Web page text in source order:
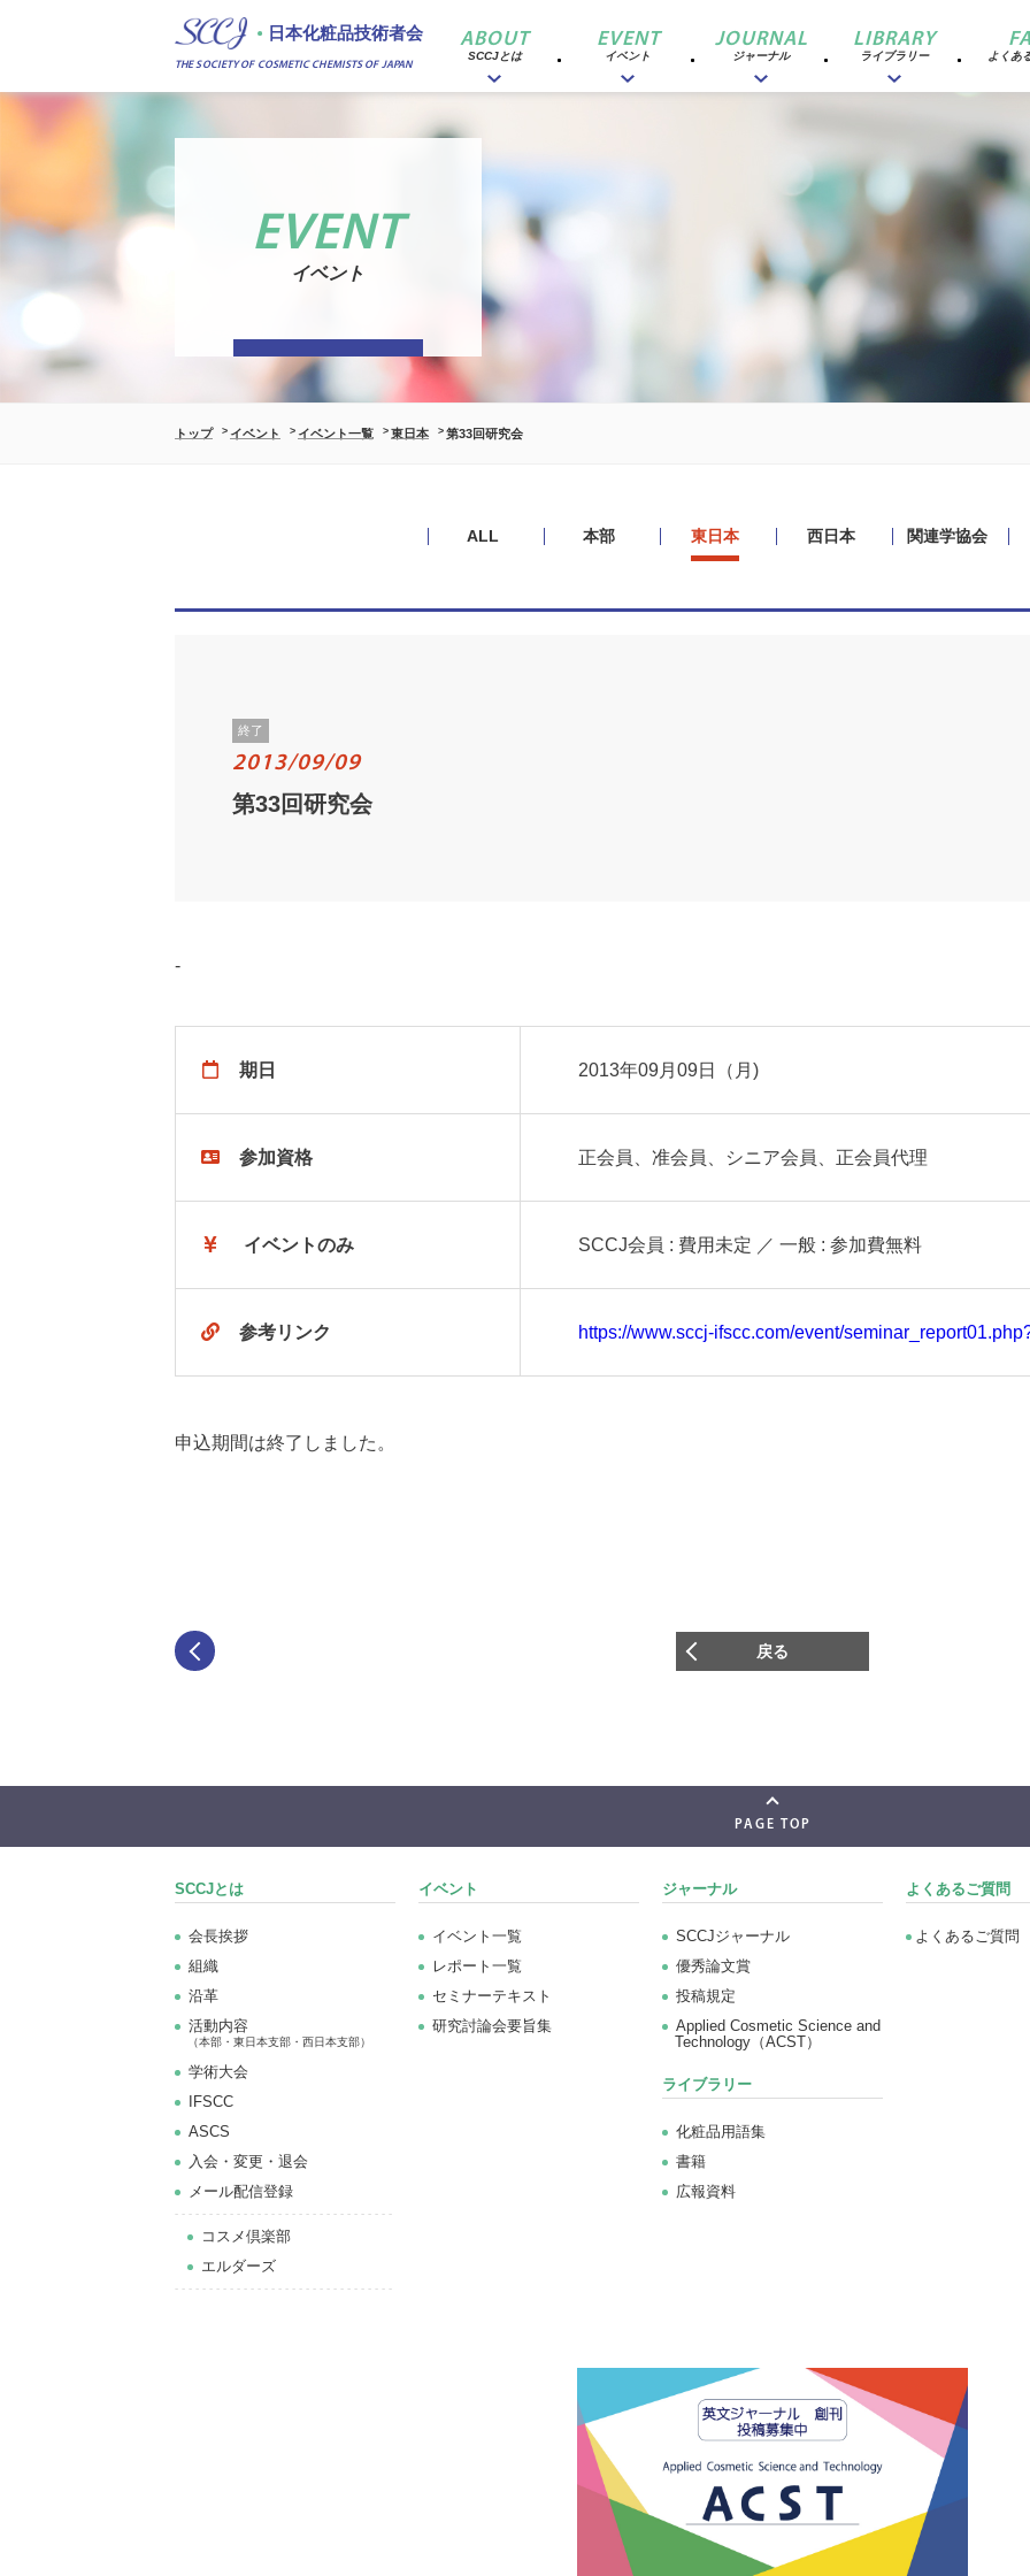
日本化粧品技術者会
THE SOCIETY OF COSMETIC CHEMISTS OF JAPAN
ABOUT
SCCJとは
EVENT
イベント
JOURNAL
ジャーナル
LIBRARY
ライブラリー よくあ
EVENT
イベント
トップ イベント イベント一覧 東日本 第33回研究会
ALL 本部 東日本 西日本 関連学協会
終了
2013/09/09
第33回研究会
-
期日 2013年09月09日（月)
参加資格 正会員、准会員、シニア会員、正会員代理
イベントのみ SCCJ会員 : 費用未定 ／ 一般 : 参加費無料
参考リンク https://www.sccj-ifscc.com/event/
申込期間は終了しました。
戻る
PAGE TOP
SCCJとは
会長挨拶
組織
沿革
活動内容
（本部・東日本支部・西日本支部）
学術大会
IFSCC
ASCS
⼊会・変更・退会
メール配信登録
コスメ倶楽部
エルダーズ
イベント
イベント一覧
レポート一覧
セミナーテキスト
研究討論会要旨集
ジャーナル
SCCJジャーナル
優秀論文賞
投稿規定
Applied Cosmetic Science and
Technology（ACST）
ライブラリー
化粧品用語集
書籍
広報資料
よくあるご質問
よくあるご質問